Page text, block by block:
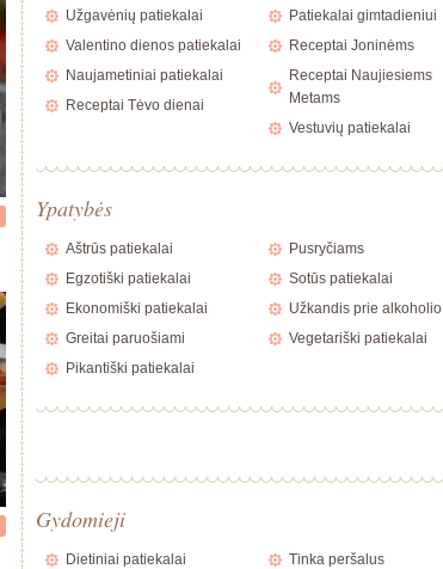
Užgavėnių patiekalai
Valentino dienos patiekalai
Naujametiniai patiekalai
Receptai Tėvo dienai
Patiekalai gimtadieniui
Receptai Joninėms
Receptai Naujiesiems
Metams
Vestuvių patiekalai
Ypatybės
Aštrūs patiekalai
Egzotiški patiekalai
Ekonomiški patiekalai
Greitai paruošiami
Pikantiški patiekalai
Pusryčiams
Sotūs patiekalai
Užkandis prie alkoholio
Vegetariški patiekalai
Gydomieji
Dietiniai patiekalai
Tinka peršalus